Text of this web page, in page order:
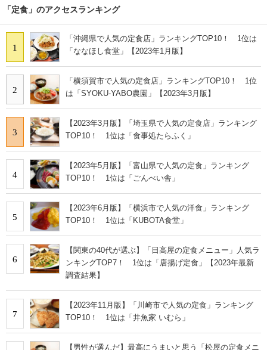
「定食」のアクセスランキング
1
「沖縄県で人気の定食店」ランキングTOP10！ 1位は
「ななほし食堂」【2023年1月版】
2
「横須賀市で人気の定食店」ランキングTOP10！ 1位
は「SYOKU-YABO農園」【2023年3月版】
3
【2023年3月版】「埼玉県で人気の定食店」ランキング
TOP10！ 1位は「食事処たらふく」
4
【2023年5月版】「富山県で人気の定食」ランキング
TOP10！ 1位は「ごんべい舎」
5
【2023年6月版】「横浜市で人気の洋食」ランキング
TOP10！ 1位は「KUBOTA食堂」
6
【関東の40代が選ぶ】「日高屋の定食メニュー」人気ラ
ンキングTOP7！ 1位は「唐揚げ定食」【2023年最新
調査結果】
7
【2023年11月版】「川崎市で人気の定食」ランキング
TOP10！ 1位は「井魚家 いむら」
【男性が選んだ】最高にうまいと思う「松屋の定食メニ